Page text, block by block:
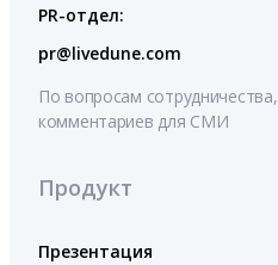
PR-отдел:
pr@livedune.com
По вопросам сотрудничества,
комментариев для СМИ
Продукт
Презентация